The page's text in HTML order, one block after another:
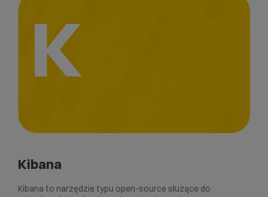
K
Kibana
Kibana to narzędzie typu open-source służące do